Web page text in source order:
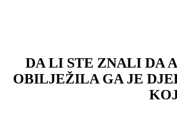
DA LI STE ZNALI DA
OBILJEŽILA GA JE